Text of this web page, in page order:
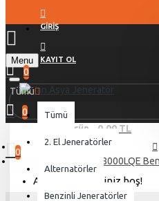
GIRIŞ
KAYIT OL
Menu
0
0
0 ürün - 0,00 TL
0
Alışveriş sepetiniz boş!
Tümü
Tümü
2. El Jeneratörler
Alternatörler
Benzinli Jeneratörler
YM8000LQE